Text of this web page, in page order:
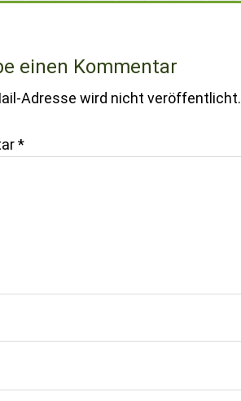
einen Kommentar
Adresse wird nicht veröffentlicht.
*